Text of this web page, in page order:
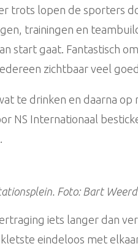
trots lopen de sporters
trainingen en
start gaat. Fantastisch
zichtbaar veel
te drinken en daarna op
NS Internationaal
Foto: Bart
iets langer dan
eindeloos met